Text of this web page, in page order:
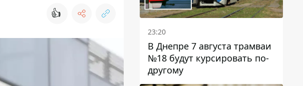
👍
23:20
В Днепре 7 августа трамваи
№18 будут курсировать по-
другому